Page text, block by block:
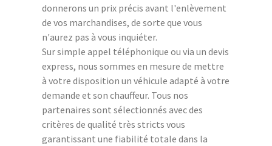
donnerons un prix précis avant l'enlèvement
de vos marchandises, de sorte que vous
n'aurez pas à vous inquiéter.
Sur simple appel téléphonique ou via un devis
express, nous sommes en mesure de mettre
à votre disposition un véhicule adapté à votre
demande et son chauffeur. Tous nos
partenaires sont sélectionnés avec des
critères de qualité très stricts vous
garantissant une fiabilité totale dans la